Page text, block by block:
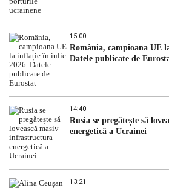
15:00
România, campioana UE
Datele publicate de
14:40
Rusia se pregătește să
energetică a Ucrainei
13:21